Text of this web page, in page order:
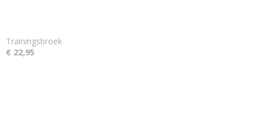
Trainingsbroek
€ 22,95